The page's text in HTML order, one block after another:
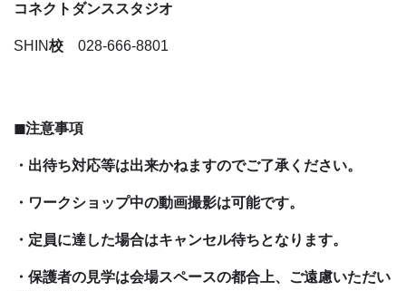
コネクトダンススタジオ
SHIN校 028-666-8801
◼︎注意事項
・出待ち対応等は出来かねますのでご了承ください。
・ワークショップ中の動画撮影は可能です。
・定員に達した場合はキャンセル待ちとなります。
・保護者の見学は会場スペースの都合上、ご遠慮いただい